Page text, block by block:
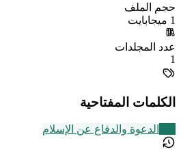
حجم الملف
1 ميجابايت
عدد المجلدات
1
الكلمات المفتاحية
الدعوة والدفاع عن الإسلام